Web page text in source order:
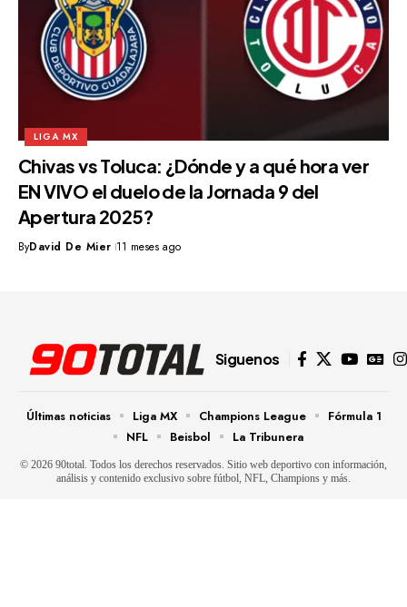
LIGA MX
Chivas vs Toluca: ¿Dónde y a qué hora ver
EN VIVO el duelo de la Jornada 9 del
Apertura 2025?
ByDavid De Mier 11 meses ago
Siguenos
© 2026 90total. Todos los derechos reservados. Sitio web deportivo con información,
análisis y contenido exclusivo sobre fútbol, NFL, Champions y más.
Últimas noticias Liga MX Champions League
Fórmula 1
NFL
Beisbol La Tribunera